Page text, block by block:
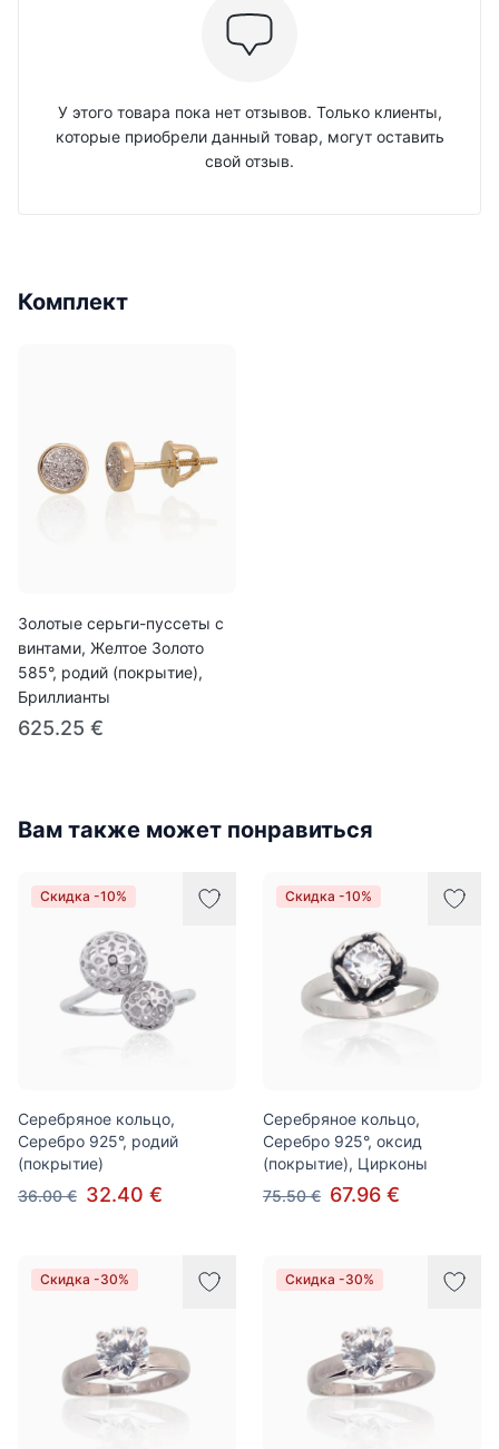
У этого товара пока нет отзывов. Только клиенты,
которые приобрели данный товар, могут оставить
свой отзыв.
Комплект
Золотые серьги-пуссеты с
винтами, Желтое Золото
585°, родий (покрытие),
Бриллианты
625.25 €
Вам также может понравиться
Скидка -10%
Серебряное кольцо,
Серебро 925°, родий
(покрытие)
36.00 € 32.40 €
Скидка -10%
Серебряное кольцо,
Серебро 925°, оксид
(покрытие), Цирконы
75.50 € 67.96 €
Скидка -30% Скидка -30%